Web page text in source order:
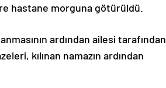
hastane morguna götürüldü.
ardından ailesi tarafından
kılınan namazın ardından